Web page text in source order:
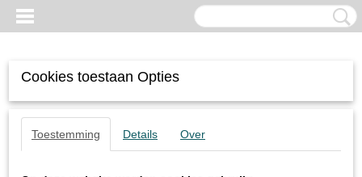
Cookies toestaan Opties
Toestemming Details Over